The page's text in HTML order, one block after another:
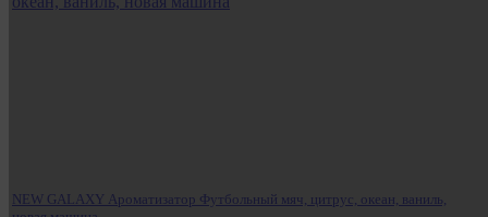
NEW GALAXY Ароматизатор Футбольный мяч, цитрус, океан, ваниль,